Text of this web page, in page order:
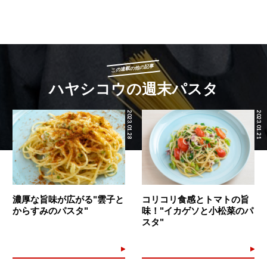
この連載の他の記事
ハヤシコウの週末パスタ
2023.01.28
濃厚な旨味が広がる"雲子と
からすみのパスタ"
2023.01.21
コリコリ食感とトマトの旨
味！"イカゲソと小松菜のパ
スタ"